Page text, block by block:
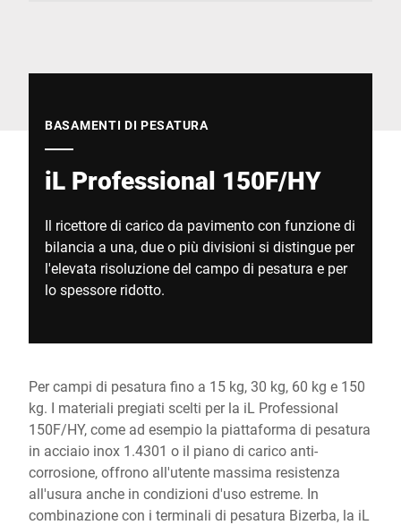
BASAMENTI DI PESATURA
iL Professional 150F/HY
Il ricettore di carico da pavimento con funzione di
bilancia a una, due o più divisioni si distingue per
l'elevata risoluzione del campo di pesatura e per
lo spessore ridotto.
Per campi di pesatura fino a 15 kg, 30 kg, 60 kg e 150
kg. I materiali pregiati scelti per la iL Professional
150F/HY, come ad esempio la piattaforma di pesatura
in acciaio inox 1.4301 o il piano di carico anti-
corrosione, offrono all'utente massima resistenza
all'usura anche in condizioni d'uso estreme. In
combinazione con i terminali di pesatura Bizerba, la iL